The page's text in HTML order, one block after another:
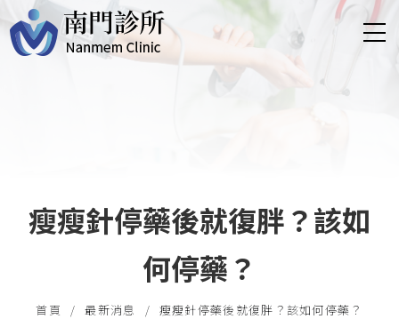
首頁 最新消息 瘦瘦針停藥後就復胖？該如何停藥？
瘦瘦針停藥後就復胖？該如
何停藥？